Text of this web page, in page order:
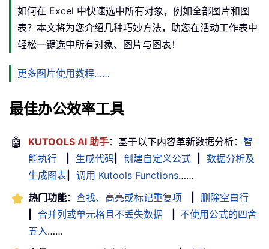
如何在 Excel 中快速选中所有对象，例如全部图片和图
表？本文将为您介绍几种巧妙方法，助您在活动工作表中
轻松一键选中所有对象、图片与图表！
更多图片使用教程……
最佳办公效率工具
🤖 KUTOOLS AI 助手：基于以下内容革新数据分析： 智
能执行
生成代码 创建自定义公式
数据分析及
生成图表
调用 Kutools Functions……
热门功能： 查找、高亮或标记重复项
删除空白行
合并列或单元格且不丢失数据
不使用公式的四舍
五入……